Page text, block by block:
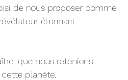
de nous proposer comme
étonnant.
que nous retenions
planète.